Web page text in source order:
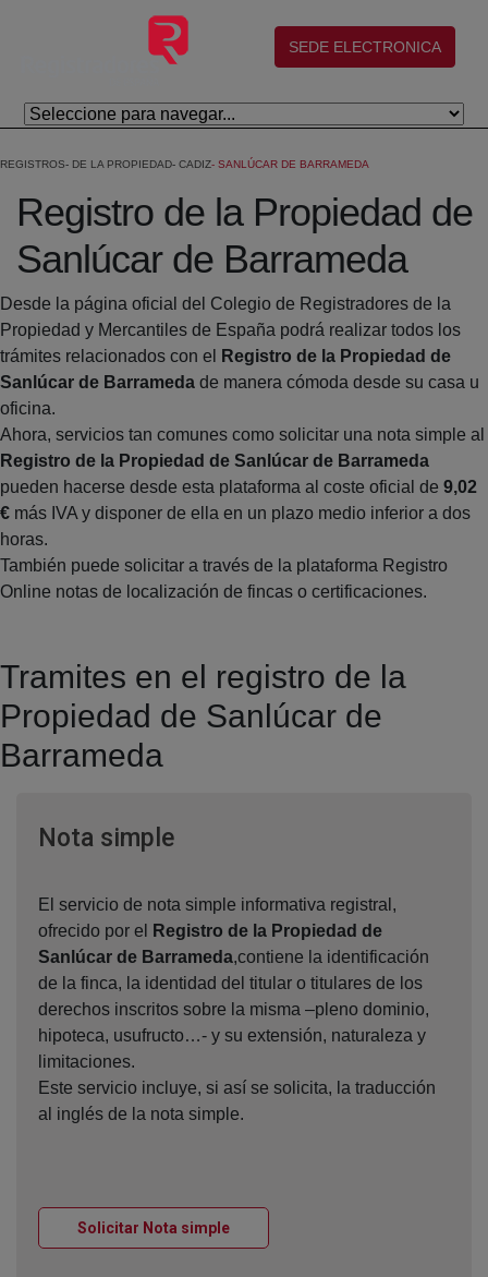
Salta al contingut principal
(abre en nueva ventana)
SEDE ELECTRONICA
REGISTROS DE LA PROPIEDAD CADIZ SANLÚCAR DE BARRAMEDA
Registro de la Propiedad de
Sanlúcar de Barrameda
Desde la página oficial del Colegio de Registradores de la
Propiedad y Mercantiles de España podrá realizar todos los
trámites relacionados con el
Registro de la Propiedad de
Sanlúcar de Barrameda de manera cómoda desde su casa u
oficina.
Ahora, servicios tan comunes como solicitar una nota simple al
Registro de la Propiedad de Sanlúcar de Barrameda
pueden hacerse desde esta plataforma al coste oficial de 9,02
€ más IVA y disponer de ella en un plazo medio inferior a dos
horas.
También puede solicitar a través de la plataforma Registro
Online notas de localización de fincas o certificaciones.
Tramites en el registro de la
Propiedad de Sanlúcar de
Barrameda
Nota simpleVentana nueva
El servicio de nota simple informativa registral,
ofrecido por el
Registro de la Propiedad de
Sanlúcar de Barrameda,contiene la identificación
de la finca, la identidad del titular o titulares de los
derechos inscritos sobre la misma –pleno dominio,
hipoteca, usufructo…- y su extensión, naturaleza y
limitaciones.
Este servicio incluye, si así se solicita, la traducción
al inglés de la nota simple.
Solicitar Nota simpleVentana nueva